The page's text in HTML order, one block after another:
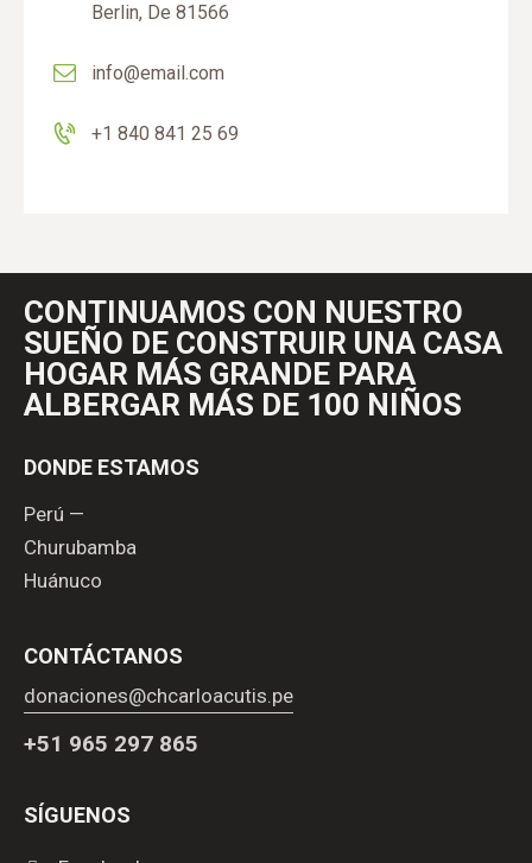
Berlin, De 81566
info@email.com
+1 840 841 25 69
CONTINUAMOS CON NUESTRO
SUEÑO DE CONSTRUIR UNA CASA
HOGAR MÁS GRANDE PARA
ALBERGAR MÁS DE 100 NIÑOS
DONDE ESTAMOS
Perú —
Churubamba
Huánuco
CONTÁCTANOS
donaciones@chcarloacutis.pe
+51 965 297 865
SÍGUENOS